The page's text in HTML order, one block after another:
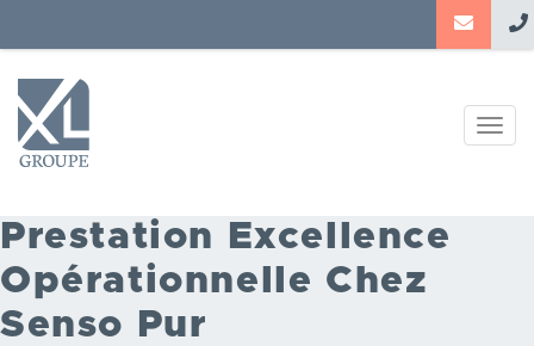
principal
Prestation Excellence
Opérationnelle Chez
Senso Pur